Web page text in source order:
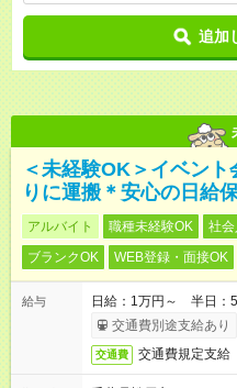
追加
＜未経験OK＞イベン
りに運搬＊安心の日給
アルバイト 職種未経験OK 社
ブランクOK
WEB登録・面接OK
給与
日給：1万円～ 半日：
交通費別途支給あり
交通費 交通費規定支給